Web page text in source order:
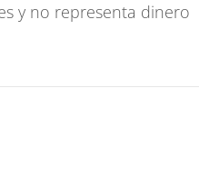
y no representa dinero